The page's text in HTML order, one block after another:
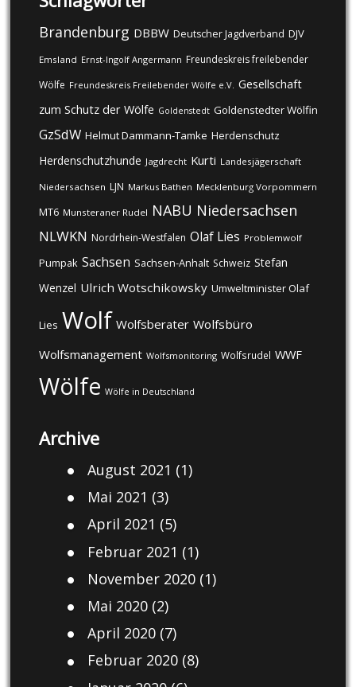
Brandenburg DBBW Deutscher Jagdverband DJV
Emsland Ernst-Ingolf Angermann Freundeskreis freilebender
Wölfe Freundeskreis Freilebender Wölfe e.V. Gesellschaft
zum Schutz der Wölfe Goldenstedt Goldenstedter Wölfin
GzSdW Helmut Dammann-Tamke Herdenschutz
Herdenschutzhunde Jagdrecht Kurti Landesjägerschaft
Niedersachsen LJN Markus Bathen Mecklenburg Vorpommern
MT6 Munsteraner Rudel NABU Niedersachsen
NLWKN Nordrhein-Westfalen Olaf Lies Problemwolf
Pumpak Sachsen Sachsen-Anhalt Schweiz Stefan
Wenzel Ulrich Wotschikowsky Umweltminister Olaf
Lies Wolf Wolfsberater Wolfsbüro
Wolfsmanagement Wolfsmonitoring Wolfsrudel WWF
Wölfe Wölfe in Deutschland
Archive
August 2021 (1)
Mai 2021 (3)
April 2021 (5)
Februar 2021 (1)
November 2020(1)
Mai 2020(2)
April 2020(7)
Februar 2020(8)